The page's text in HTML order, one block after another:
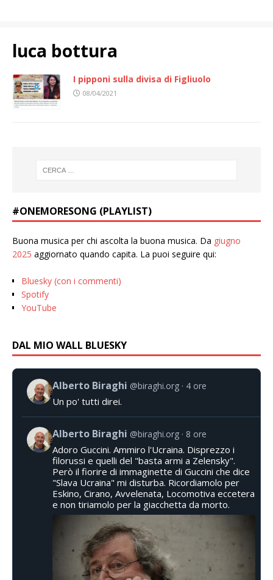
luca bottura
I pipponi sulla divisa di Figliuolo
08/04/2021
#ONEMORESONG (PLAYLIST)
Buona musica per chi ascolta la buona musica. Da giugno
2025 aggiornato quando capita. La puoi seguire qui:
Bluesky (con i commenti)
Spotify
YouTube
DAL MIO WALL BLUESKY
Alberto Biraghi @biraghi.org 4 ore
Un po' tutti direi.
Alberto Biraghi @biraghi.org 8 ore
Adoro Guccini. Ammiro l'Ucraina. Disprezzo i
filorussi e quelli del "basta armi a Zelensky".
Però il fiorire di immaginette di Guccini che dice
"Slava Ucraina" mi disturba. Ricordiamolo per
Eskino, Cirano, Avvelenata, Locomotiva eccetera
e non tiriamolo per la giacchetta da morto.